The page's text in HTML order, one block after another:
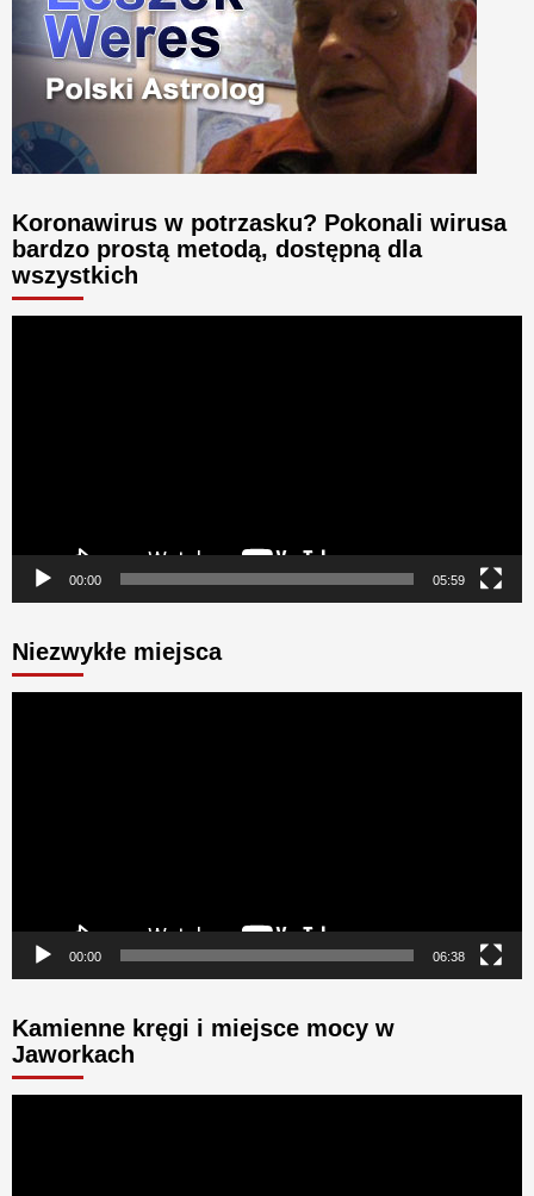
Koronawirus w potrzasku? Pokonali wirusa
bardzo prostą metodą, dostępną dla
wszystkich
00:00 05:59
Niezwykłe miejsca
00:00 06:38
Kamienne kręgi i miejsce mocy w
Jaworkach